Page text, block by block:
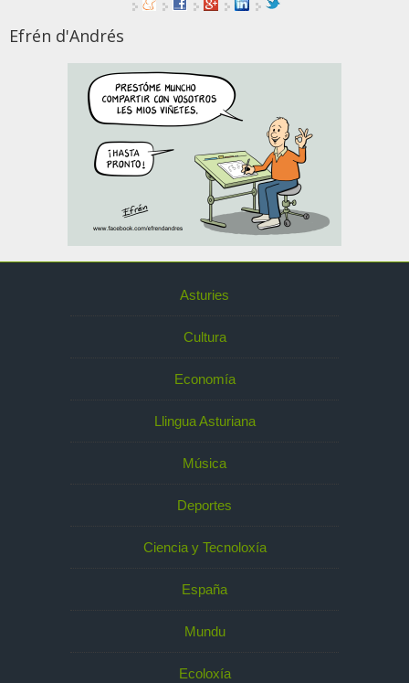
Efrén d'Andrés
Asturies
Cultura
Economía
Llingua Asturiana
Música
Deportes
Ciencia y Tecnoloxía
España
Mundu
Ecoloxía